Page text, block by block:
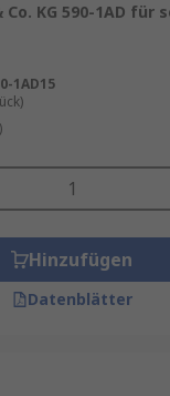
KG 590-1AD für
1AD15
Hinzufügen
Datenblätter